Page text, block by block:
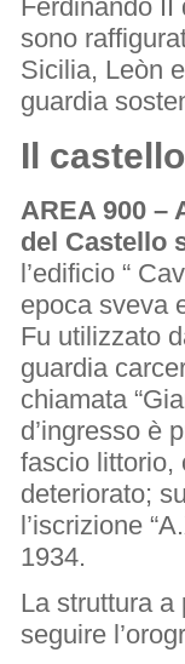
Ferdinando II
sono
Sicilia, Leòn
guardia
Il castello
AREA 900 –
del Castello
l’edificio “
epoca sveva
Fu utilizzato
guardia
chiamata
d’ingresso è
fascio littorio,
deteriorato;
l’iscrizione
1934.
La struttura a
seguire